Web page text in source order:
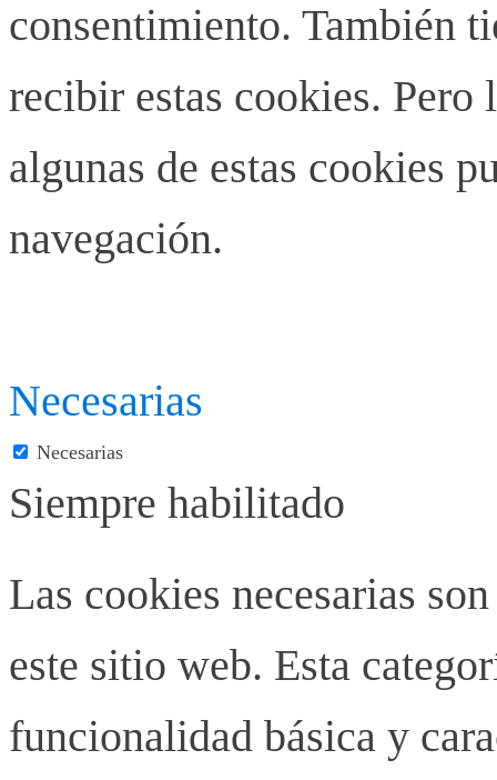
consentimiento. También
recibir estas cookies.
algunas de estas cookies
navegación.
Necesarias
Necesarias
Siempre habilitado
Las cookies necesarias
este sitio web. Esta
funcionalidad básica y